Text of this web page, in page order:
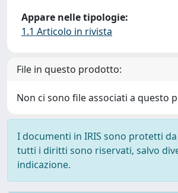
Appare nelle tipologie:
1.1 Articolo in rivista
File in questo prodotto:
Non ci sono file associati a questo
I documenti in IRIS sono protetti
tutti i diritti sono riservati, salvo
indicazione.